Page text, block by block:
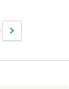
次